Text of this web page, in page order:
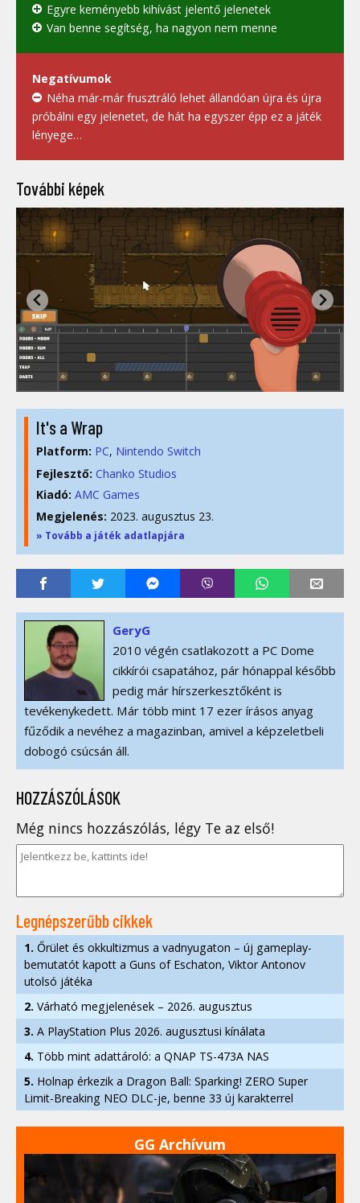
Egyre keményebb kihívást jelentő jelenetek
Van benne segítség, ha nagyon nem menne
Negatívumok
Néha már-már frusztráló lehet állandóan újra és újra
próbálni egy jelenetet, de hát ha egyszer épp ez a játék
lényege…
További képek
It's a Wrap
Platform: PC Nintendo Switch
Fejlesztő: Chanko Studios
Kiadó: AMC Games
Megjelenés: 2023. augusztus 23.
» Tovább a játék adatlapjára
GeryG
2010 végén csatlakozott a PC Dome
cikkírói csapatához, pár hónappal később
pedig már hírszerkesztőként is
tevékenykedett. Már több mint 17 ezer írásos anyag
fűződik a nevéhez a magazinban, amivel a képzeletbeli
dobogó csúcsán áll.
HOZZÁSZÓLÁSOK
Még nincs hozzászólás, légy Te az első!
Legnépszerűbb cikkek
1. Őrület és okkultizmus a vadnyugaton – új gameplay-
bemutatót kapott a Guns of Eschaton, Viktor Antonov
utolsó játéka
2. Várható megjelenések – 2026. augusztus
3. A PlayStation Plus 2026. augusztusi kínálata
4. Több mint adattároló: a QNAP TS-473A NAS
5. Holnap érkezik a Dragon Ball: Sparking! ZERO Super
Limit-Breaking NEO DLC-je, benne 33 új karakterrel
GG Archívum